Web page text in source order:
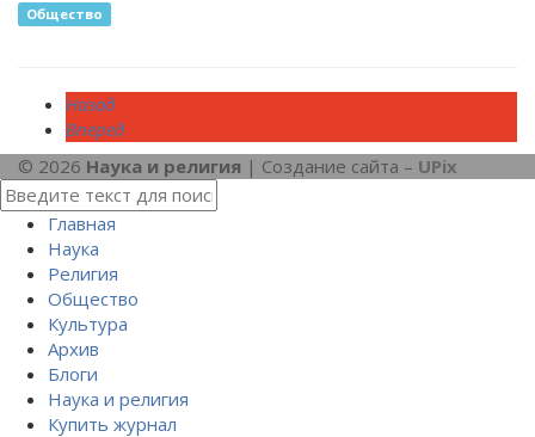
Общество
Назад
Вперед
© 2026 Наука и религия | Создание сайта – UPix
Главная
Наука
Религия
Общество
Культура
Архив
Блоги
Наука и религия
Купить журнал